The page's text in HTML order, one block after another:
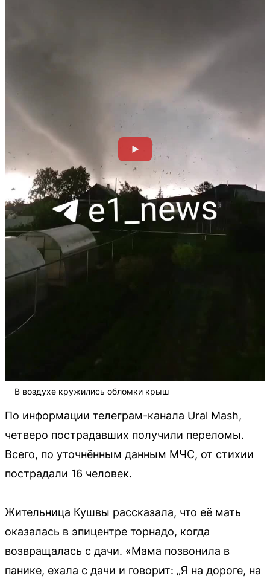
В воздухе кружились обломки крыш
По информации телеграм-канала Ural Mash,
четверо пострадавших получили переломы.
Всего, по уточнённым данным МЧС, от стихии
пострадали 16 человек.
Жительница Кушвы рассказала, что её мать
оказалась в эпицентре торнадо, когда
возвращалась с дачи. «Мама позвонила в
панике, ехала с дачи и говорит: „Я на дороге, на